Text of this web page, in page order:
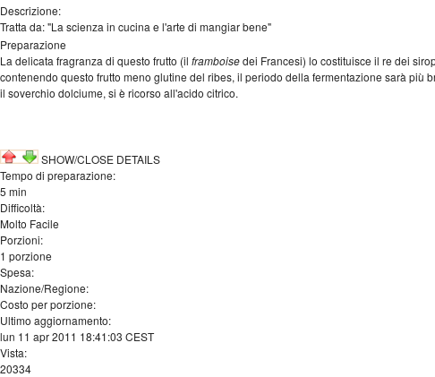
Descrizione:
Tratta da: "La scienza in cucina e l'arte di mangiar bene"
Preparazione
La delicata fragranza di questo frutto (il framboisedei Francesi) lo costituisce il re dei
contenendo questo frutto meno glutine del ribes, il periodo della fermentazione sarà
il soverchio dolciume, si è ricorso all'acido citrico.
SHOW/CLOSE DETAILS
Tempo di preparazione:
5 min
Difficoltà:
Molto Facile
Porzioni:
1 porzione
Spesa:
Nazione/Regione:
Costo per porzione:
Ultimo aggiornamento:
lun 11 apr 2011 18:41:03 CEST
Vista:
20334